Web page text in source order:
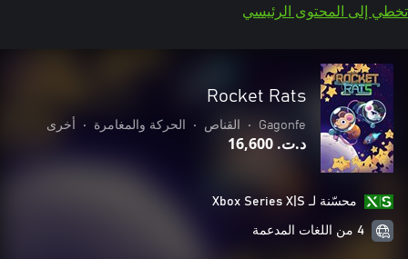
تخطي إلى المحتوى الرئيسي
Rocket Rats
Gagonfe
• القناص • الحركة والمغامرة • أخرى
د.ت.‏ 16,600
محسّنة لـ Xbox Series X|S
4 من اللغات المدعمة